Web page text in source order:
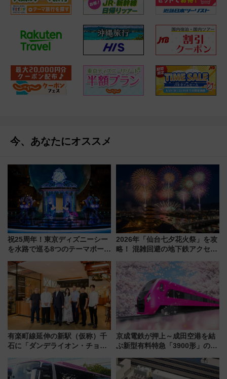
今、あなたにオススメ
祝25周年！東京ディズニーシー
を水路で巡る8つのテーマポート
2026年「仙台七夕花火祭」を攻
略！ 混雑回避の地下鉄アクセス
火前に楽しむ仙台観光ルートま
で解説！
有楽町線延伸の新駅（仮称）千
石に「ダンデライオン・チョコ
1億円出資で挑む新時代のまちづ
くりとは？
京成電鉄が押上～成田空港を結
ぶ新型有料特急「3900形」のコ
募集も実施